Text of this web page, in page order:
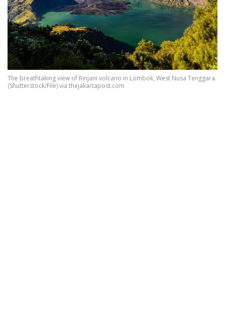
The breathtaking view of Rinjani volcano in Lombok, West Nusa Tenggara.
(Shutterstock/File) via thejakartapost.com